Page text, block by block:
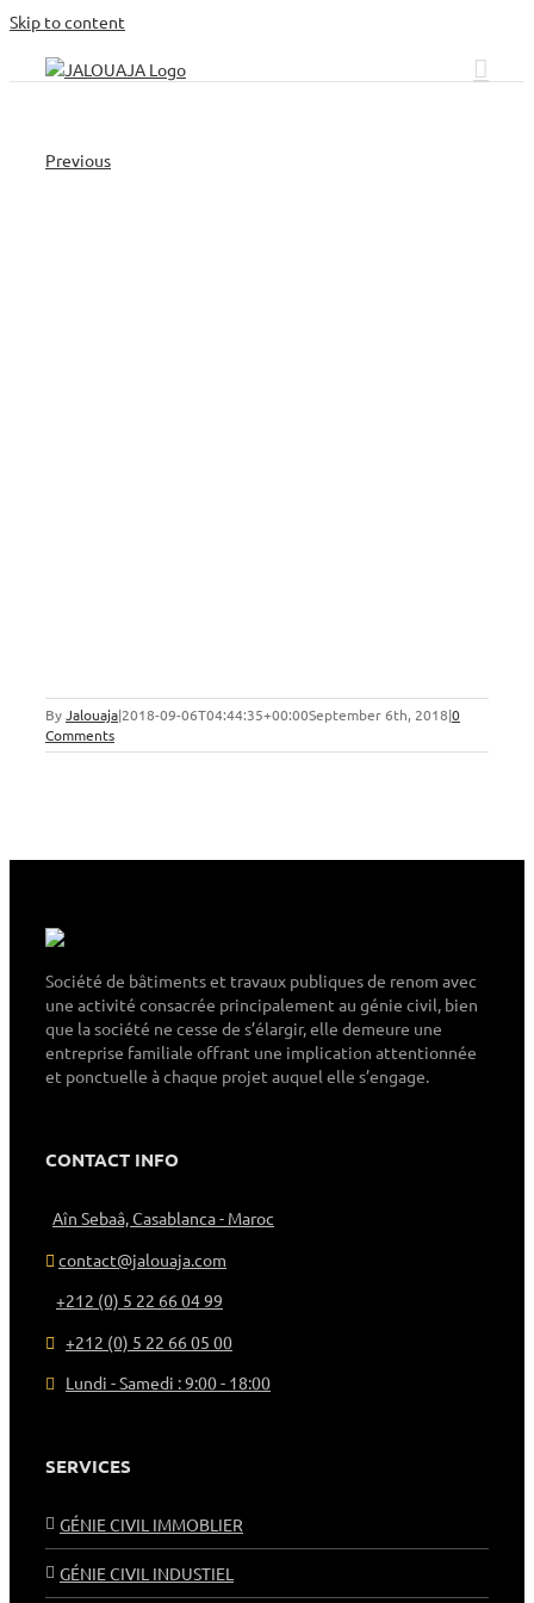
Skip to content
Previous
ByJalouaja|2018-09-06T04:44:35+00:00September 6th, 2018|0
Comments
Société de bâtiments et travaux publiques de renom avec
une activité consacrée principalement au génie civil, bien
que la société ne cesse de s’élargir, elle demeure une
entreprise familiale offrant une implication attentionnée
et ponctuelle à chaque projet auquel elle s’engage.
CONTACT INFO
Aîn Sebaâ, Casablanca - Maroc
contact@jalouaja.com
+212 (0) 5 22 66 04 99
+212 (0) 5 22 66 05 00
Lundi - Samedi : 9:00 - 18:00
SERVICES
GÉNIE CIVIL IMMOBLIER
GÉNIE CIVIL INDUSTIEL